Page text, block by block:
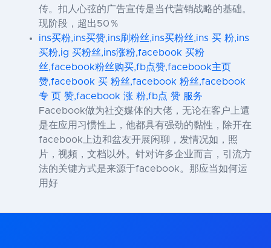
传。扣人心弦的广告宣传是当代营销战略的基础。
现阶段，超出50％
ins买粉,ins买赞,ins刷粉丝,ins买粉丝,ins 买 粉,ins
买粉,ig 买粉丝,ins涨粉,facebook 买粉
丝,facebook粉丝购买,fb点赞,facebook主页
赞,facebook 买 粉丝,facebook 粉丝,facebook
专 页 赞,facebook 涨 粉,fb点 赞 服务
Facebook做为社交媒体的大佬，无论在客户上還
是在应用习惯性上，他都具有强劲的黏性，除开在
facebook上边和盆友开展闲聊，发情况如，照
片，视頻，文档以外。针对许多企业而言，引流方
法的关键方式是来源于facebook。那应当如何运
用好